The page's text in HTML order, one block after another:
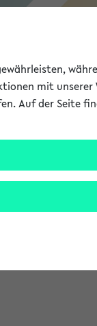
Auf diese
mit unserer
Auf der Seite